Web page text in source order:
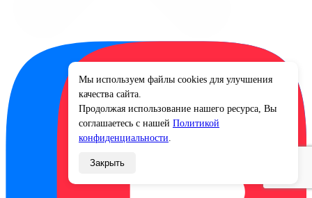
Мы используем файлы cookies для улучшения
качества сайта.
Продолжая использование нашего ресурса, Вы
соглашаетесь с нашей Политикой
конфиденциальности.
Закрыть